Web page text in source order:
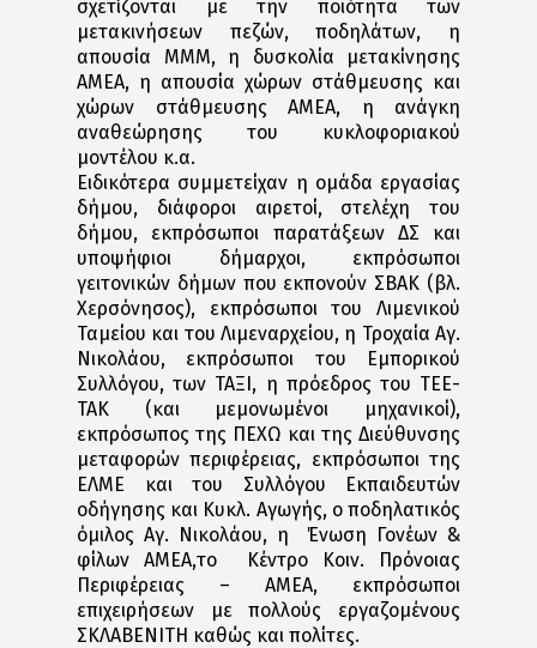
σχετίζονται με την ποιότητα των
μετακινήσεων πεζών, ποδηλάτων, η
απουσία ΜΜΜ, η δυσκολία μετακίνησης
ΑΜΕΑ, η απουσία χώρων στάθμευσης και
χώρων στάθμευσης ΑΜΕΑ, η ανάγκη
αναθεώρησης του κυκλοφοριακού
μοντέλου κ.α.
Ειδικότερα συμμετείχαν η ομάδα εργασίας
δήμου, διάφοροι αιρετοί, στελέχη του
δήμου, εκπρόσωποι παρατάξεων ΔΣ και
υποψήφιοι δήμαρχοι, εκπρόσωποι
γειτονικών δήμων που εκπονούν ΣΒΑΚ (βλ.
Χερσόνησος), εκπρόσωποι του Λιμενικού
Ταμείου και του Λιμεναρχείου, η Τροχαία Αγ.
Νικολάου, εκπρόσωποι του Εμπορικού
Συλλόγου, των ΤΑΞΙ, η πρόεδρος του ΤΕΕ-
ΤΑΚ (και μεμονωμένοι μηχανικοί),
εκπρόσωπος της ΠΕΧΩ και της Διεύθυνσης
μεταφορών περιφέρειας, εκπρόσωποι της
ΕΛΜΕ και του Συλλόγου Εκπαιδευτών
οδήγησης και Κυκλ. Αγωγής, ο ποδηλατικός
όμιλος Αγ. Νικολάου, η Ένωση Γονέων &
φίλων ΑΜΕΑ,το Κέντρο Κοιν. Πρόνοιας
Περιφέρειας – ΑΜΕΑ, εκπρόσωποι
επιχειρήσεων με πολλούς εργαζομένους
ΣΚΛΑΒΕΝΙΤΗ καθώς και πολίτες.